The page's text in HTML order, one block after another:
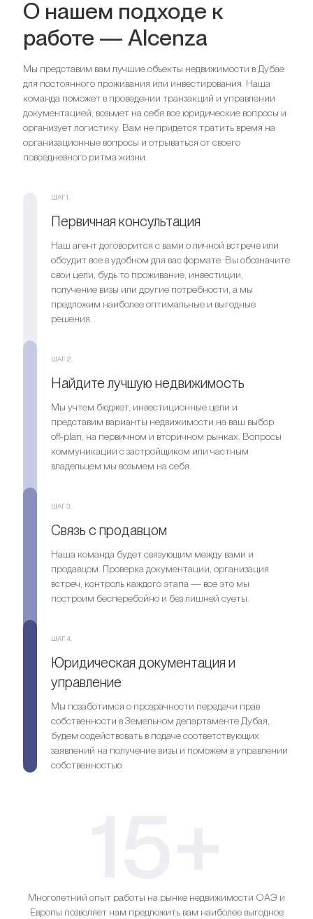
О нашем подходе к
работе — Alcenza
Мы представим вам лучшие объекты недвижимости в Дубае
для постоянного проживания или инвестирования. Наша
команда поможет в проведении транзакций и управлении
документацией, возьмет на себя все юридические вопросы и
организует логистику. Вам не придется тратить время на
организационные вопросы и отрываться от своего
повседневного ритма жизни.
ШАГ 1.
Первичная консультация
Наш агент договорится с вами о личной встрече или
обсудит все в удобном для вас формате. Вы обозначите
свои цели, будь то проживание, инвестиции,
получение визы или другие потребности, а мы
предложим наиболее оптимальные и выгодные
решения.
ШАГ 2.
Найдите лучшую недвижимость
Мы учтем бюджет, инвестиционные цели и
представим варианты недвижимости на ваш выбор:
off-plan, на первичном и вторичном рынках. Вопросы
коммуникации с застройщиком или частным
владельцем мы возьмем на себя.
ШАГ 3.
Связь с продавцом
Наша команда будет связующим между вами и
продавцом. Проверка документации, организация
встреч, контроль каждого этапа — все это мы
построим бесперебойно и без лишней суеты.
ШАГ 4.
Юридическая документация и
управление
Мы позаботимся о прозрачности передачи прав
собственности в Земельном департаменте Дубая,
будем содействовать в подаче соответствующих
заявлений на получение визы и поможем в управлении
собственностью.
Многолетний опыт работы на рынке недвижимости ОАЭ и
Европы позволяет нам предложить вам наиболее выгодное